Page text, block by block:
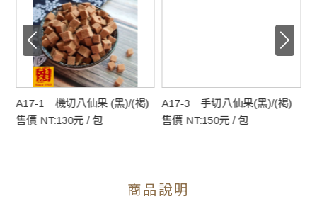
A17-1 機切八仙果 (黑)/(褐)
售價 NT:130元 / 包
A17-3 手切八仙果(黑)/(褐)
售價 NT:150元 / 包
商品說明